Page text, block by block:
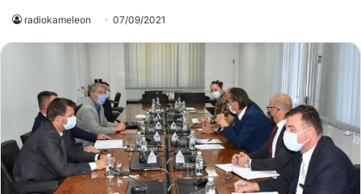
radiokameleon 07/09/2021